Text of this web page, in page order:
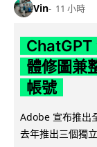
Vin 11 小時
ChatGPT
體修圖兼
帳號
Adobe 宣布推出
去年推出三個獨